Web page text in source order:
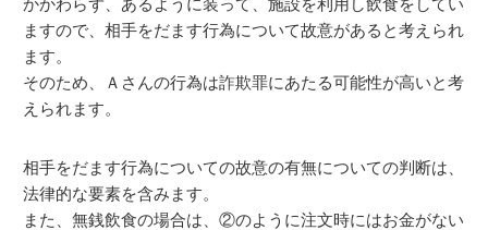
かかわらず、あるように装って、施設を利用し飲食をしてい
ますので、相手をだます行為について故意があると考えられ
ます。
そのため、Ａさんの行為は詐欺罪にあたる可能性が高いと考
えられます。
相手をだます行為についての故意の有無についての判断は、
法律的な要素を含みます。
また、無銭飲食の場合は、②のように注文時にはお金がない